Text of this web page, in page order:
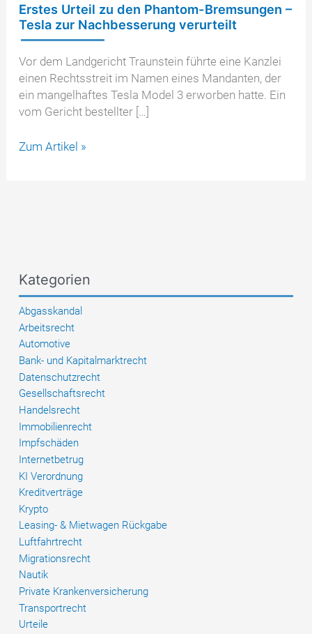
Erstes Urteil zu den Phantom-Bremsungen –
Tesla zur Nachbesserung verurteilt
Vor dem Landgericht Traunstein führte eine Kanzlei
einen Rechtsstreit im Namen eines Mandanten, der
ein mangelhaftes Tesla Model 3 erworben hatte. Ein
vom Gericht bestellter […]
Erstes
zur
Nachbesserung
verurteilt
Zum Artikel »
Kategorien
Abgasskandal
Arbeitsrecht
Automotive
Bank- und Kapitalmarktrecht
Datenschutzrecht
Gesellschaftsrecht
Handelsrecht
Immobilienrecht
Impfschäden
Internetbetrug
KI Verordnung
Kreditverträge
Krypto
Leasing- & Mietwagen Rückgabe
Luftfahrtrecht
Migrationsrecht
Nautik
Private Krankenversicherung
Transportrecht
Urteile